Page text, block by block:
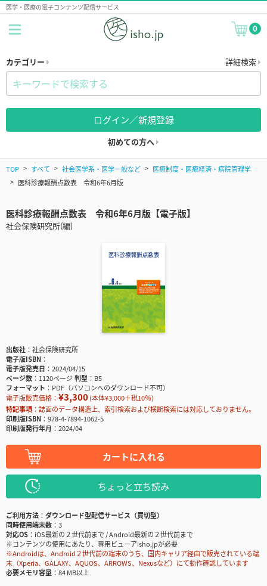
医学・医療の電子コンテンツ配信サービス
0
カテゴリー 詳細検索
ログイン／新規登録
初めての方へ
TOP すべて 社会医学系・医学一般など
医療制度・医療経済・病院管理学
医科診療報酬点数表 令和6年6月版
医科診療報酬点数表 令和6年6月版【電子版】
社会保険研究所(編)
出版社
社会保険研究所
電子版ISBN
電子版発売日
2024/04/15
ページ数
1120ページ判型
B5
フォーマット
PDF（パソコンへのダウンロード不可）
電子版販売価格： ¥3,300(本体¥3,000＋税10％)
特記事項
誌面のデータ構造上、索引検索および横断検索には対応しておりません。
印刷版ISBN
978-4-7894-1062-5
印刷版発行年月
2024/04
カートに入れる
ちょっと立ち読み
ご利用方法
ダウンロード型配信サービス（買切型）
同時使用端末数
3
対応OS
iOS最新の２世代前まで / Android最新の２世代前まで
※コンテンツの使用にあたり、専用ビューアisho.jpが必要
※Androidは、Android２世代前の端末のうち、国内キャリア経由で販売されている端
末（Xperia、GALAXY、AQUOS、ARROWS、Nexusなど）にて動作確認しています
必要メモリ容量
84 MB以上